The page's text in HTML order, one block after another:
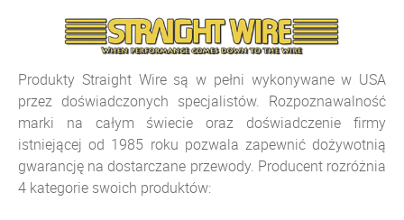
Produkty Straight Wire są w pełni wykonywane w USA
przez doświadczonych specjalistów. Rozpoznawalność
marki na całym świecie oraz doświadczenie firmy
istniejącej od 1985 roku pozwala zapewnić dożywotnią
gwarancję na dostarczane przewody. Producent rozróżnia
4 kategorie swoich produktów: